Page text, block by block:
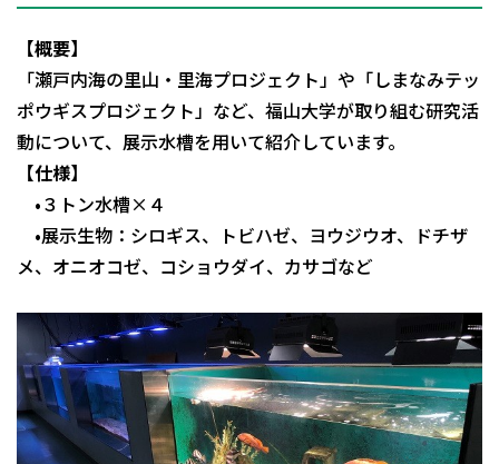
【概要】
「瀬戸内海の里山・里海プロジェクト」や「しまなみテッ
ポウギスプロジェクト」など、福山大学が取り組む研究活
動について、展示水槽を用いて紹介しています。
【仕様】
•３トン水槽×４
•展示生物：シロギス、トビハゼ、ヨウジウオ、ドチザ
メ、オニオコゼ、コショウダイ、カサゴなど